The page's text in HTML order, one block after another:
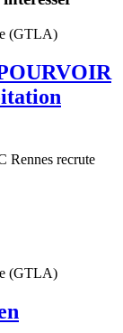
(GTLA)
Rennes recrute
(GTLA)